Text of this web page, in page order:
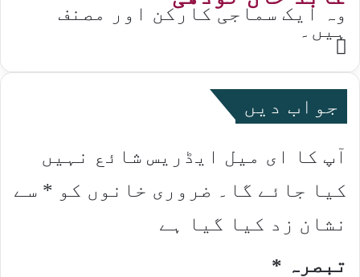
وہ ایک سماجی کارکن اور مصنف
ہیں۔
Website
جواب دیں
آپ کا ای میل ایڈریس شائع نہیں
کیا جائے گا۔
ضروری خانوں کو * سے
نشان زد کیا گیا ہے
تبصرہ *